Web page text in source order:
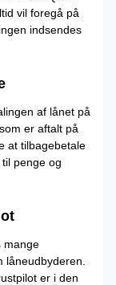
vil foregå på
indsendes
af lånet på
er aftalt på
at tilbagebetale
penge og
mange
er i den